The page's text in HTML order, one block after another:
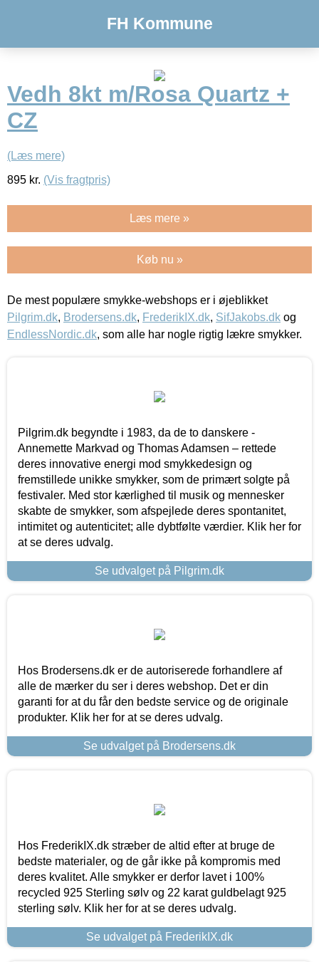
FH Kommune
Vedh 8kt m/Rosa Quartz +
CZ
(Læs mere)
895 kr. (Vis fragtpris)
Læs mere »
Køb nu »
De mest populære smykke-webshops er i øjeblikket
Pilgrim.dk, Brodersens.dk, FrederikIX.dk, SifJakobs.dk og
EndlessNordic.dk, som alle har nogle rigtig lækre smykker.
Pilgrim.dk begyndte i 1983, da de to danskere -
Annemette Markvad og Thomas Adamsen – rettede
deres innovative energi mod smykkedesign og
fremstillede unikke smykker, som de primært solgte på
festivaler. Med stor kærlighed til musik og mennesker
skabte de smykker, som afspejlede deres spontanitet,
intimitet og autenticitet; alle dybtfølte værdier. Klik her for
at se deres udvalg.
Se udvalget på Pilgrim.dk
Hos Brodersens.dk er de autoriserede forhandlere af
alle de mærker du ser i deres webshop. Det er din
garanti for at du får den bedste service og de originale
produkter. Klik her for at se deres udvalg.
Se udvalget på Brodersens.dk
Hos FrederikIX.dk stræber de altid efter at bruge de
bedste materialer, og de går ikke på kompromis med
deres kvalitet. Alle smykker er derfor lavet i 100%
recycled 925 Sterling sølv og 22 karat guldbelagt 925
sterling sølv. Klik her for at se deres udvalg.
Se udvalget på FrederikIX.dk